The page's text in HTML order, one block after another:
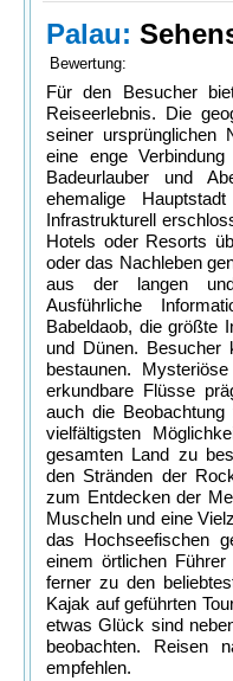
Palau:
Bewertung:
Für den Besucher
Reiseerlebnis. Die
seiner ursprünglichen
eine enge
Badeurlauber und
ehemalige
Infrastrukturell
Hotels oder Resorts
oder das Nachleben
aus der langen
Ausführliche
Babeldaob, die größte
und Dünen. Besucher
bestaunen.
erkundbare Flüsse
auch die Beobachtung
vielfältigsten
gesamten Land zu
den Stränden der
zum Entdecken der
Muscheln und eine
das Hochseefischen
einem örtlichen
ferner zu den
Kajak auf geführten
etwas Glück sind
beobachten. Reisen
empfehlen.